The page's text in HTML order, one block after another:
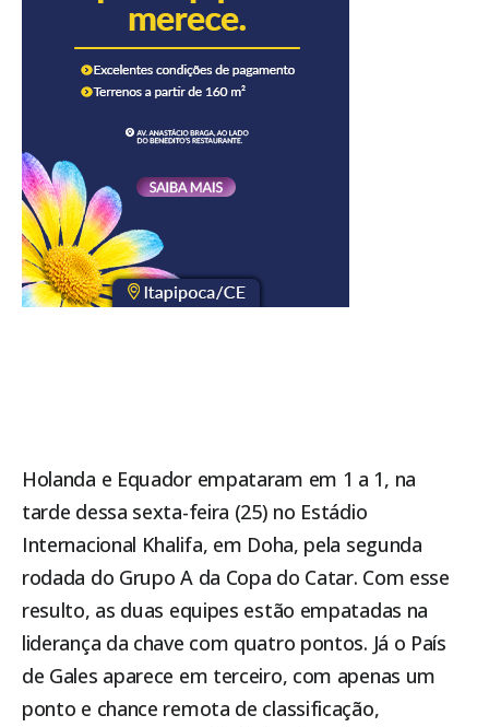
Holanda e Equador empataram em 1 a 1, na
tarde dessa sexta-feira (25) no Estádio
Internacional Khalifa, em Doha, pela segunda
rodada do Grupo A da Copa do Catar. Com esse
resulto, as duas equipes estão empatadas na
liderança da chave com quatro pontos. Já o País
de Gales aparece em terceiro, com apenas um
ponto e chance remota de classificação,